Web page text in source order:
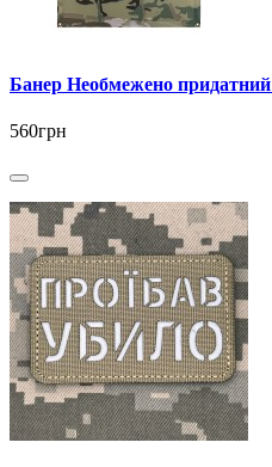
Банер Необмежено
560грн